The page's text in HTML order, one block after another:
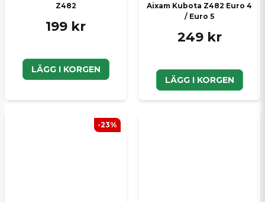
Z482
199 kr
LÄGG I KORGEN
Aixam Kubota Z482 Euro 4
/ Euro 5
249 kr
LÄGG I KORGEN
-23%